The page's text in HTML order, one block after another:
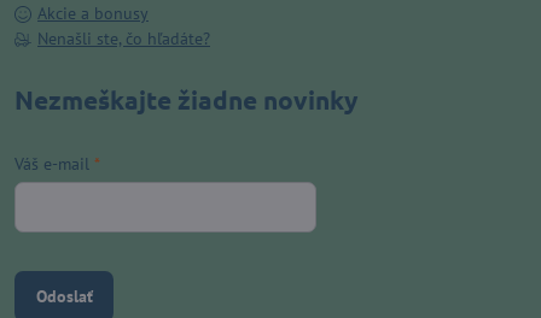
Akcie a bonusy
Nenašli ste, čo hľadáte?
Nezmeškajte žiadne novinky
Váš e-mail *
Odoslať